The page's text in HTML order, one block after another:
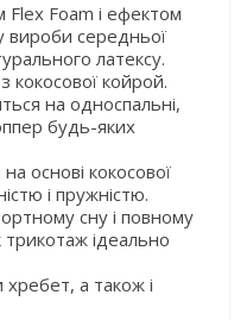
Flex Foam і ефектом
вироби середньої
латексу.
койрой.
на односпальні,
будь-яких
основі кокосової
і пружністю.
сну і повному
ідеально
а також і